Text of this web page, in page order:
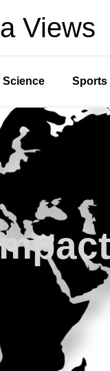
Views
Science Sports